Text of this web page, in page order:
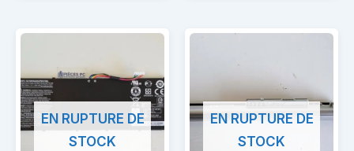
10,8V
4200mAh
/
EN RUPTURE DE
STOCK
EN RUPTURE DE
STOCK